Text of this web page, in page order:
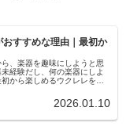
すすめな理由｜最初か
、楽器を趣味にしようと思
経験だし、何の楽器にしよ
から楽しめるウクレレを提
2026.01.10